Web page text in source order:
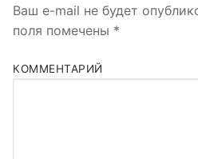
Ваш e-mail не будет
поля помечены *
КОММЕНТАРИЙ